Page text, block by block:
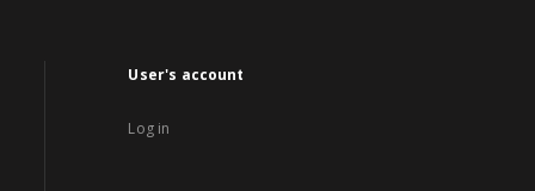
User's account
Log in